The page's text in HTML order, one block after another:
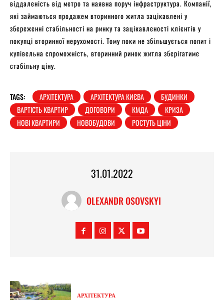
віддаленість від метро та наявна поруч інфраструктура. Компанії,
які займаються продажем вторинного житла зацікавлені у
збереженні стабільності на ринку та зацікавленості клієнтів у
покупці вторинної нерухомості. Тому поки не збільшується попит і
купівельна спроможність, вторинний ринок житла зберігатиме
стабільну ціну.
TAGS: АРХІТЕКТУРА АРХІТЕКТУРА КИЄВА
БУДИНКИ
ВАРТІСТЬ КВАРТИР
ДОГОВОРИ КМДА
КРИЗА
НОВІ КВАРТИРИ
НОВОБУДОВИ РОСТУТЬ ЦІНИ
31.01.2022
OLEXANDR OSOVSKYI
АРХІТЕКТУРА